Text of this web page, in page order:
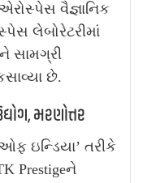
વૈજ્ઞાનિક
લેબોરેટરીમાં
સામગ્રી
છે.
મરણોત્તર
ઇન્ડિયા’ તરીકે
Prestigeને